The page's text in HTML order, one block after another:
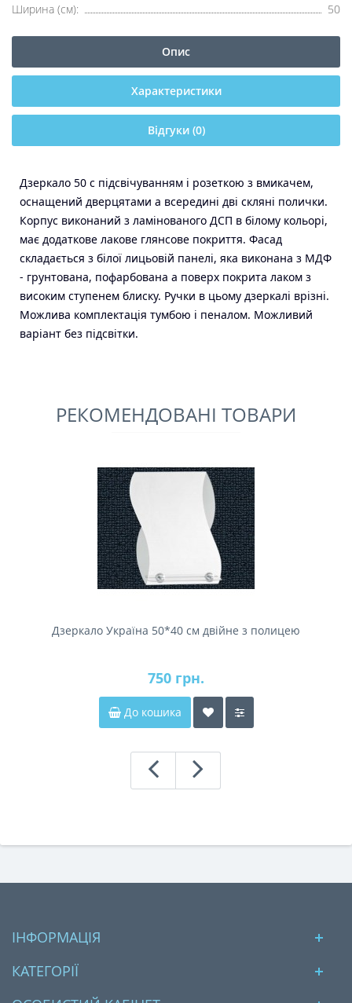
Ширина (см): 50
Опис
Характеристики
Відгуки (0)
Дзеркало 50 c підсвічуванням і розеткою з вмикачем,
оснащений дверцятами а всередині дві скляні полички.
Корпус виконаний з ламінованого ДСП в білому кольорі,
має додаткове лакове глянсове покриття. Фасад
складається з білої лицьовій панелі, яка виконана з МДФ
- грунтована, пофарбована а поверх покрита лаком з
високим ступенем блиску. Ручки в цьому дзеркалі врізні.
Можлива комплектація тумбою і пеналом. Можливий
варіант без підсвітки.
РЕКОМЕНДОВАНІ ТОВАРИ
Дзеркало Україна 50*40 см двійне з полицею
750 грн.
До кошика
ІНФОРМАЦІЯ
КАТЕГОРІЇ